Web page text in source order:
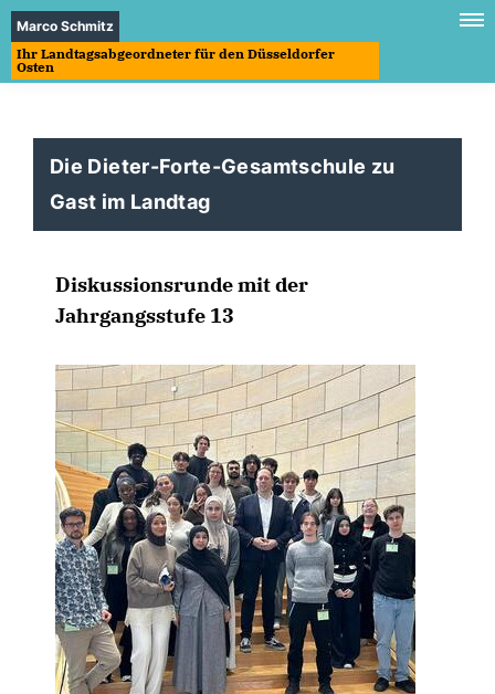
Marco Schmitz
Ihr Landtagsabgeordneter für den Düsseldorfer
Osten
Die Dieter-Forte-Gesamtschule zu
Gast im Landtag
Diskussionsrunde mit der
Jahrgangsstufe 13